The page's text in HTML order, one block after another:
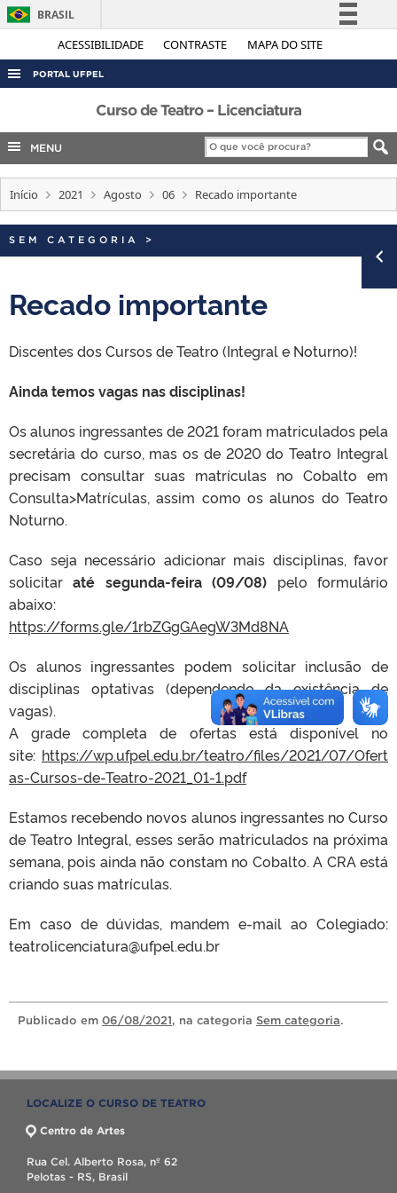
ACESSIBILIDADE CONTRASTE MAPA DO SITE
BRASIL
Simplifique!
Legislação
Canais
PORTAL UFPEL
ACESSO À INFORMAÇÃO
AUDITORIA
COBALTO
CONCURSOS
EDITAIS
INTERNACIONAL
PORTARIAS
TELEFONES
Curso de Teatro – Licenciatura
MENU
Início 2021 Agosto 06 Recado importante
SEM CATEGORIA >
Recado importante
Discentes dos Cursos de Teatro (Integral e Noturno)!
Ainda temos vagas nas disciplinas!
Os alunos ingressantes de 2021 foram matriculados pela
secretária do curso, mas os de 2020 do Teatro Integral
precisam consultar suas matrículas no Cobalto em
Consulta>Matrículas, assim como os alunos do Teatro
Noturno.
Caso seja necessário adicionar mais disciplinas, favor
solicitar até segunda-feira (09/08) pelo formulário
abaixo:
https://forms.gle/1rbZGgGAegW3Md8NA
Os alunos ingressantes podem solicitar inclusão de
disciplinas optativas (dependendo da existência de
vagas).
A grade completa de ofertas está disponível no
site: https://wp.ufpel.edu.br/teatro/files/2021/07/Ofert
as-Cursos-de-Teatro-2021_01-1.pdf
Estamos recebendo novos alunos ingressantes no Curso
de Teatro Integral, esses serão matriculados na próxima
semana, pois ainda não constam no Cobalto. A CRA está
criando suas matrículas.
Em caso de dúvidas, mandem e-mail ao Colegiado:
teatrolicenciatura@ufpel.edu.br
Publicado em 06/08/2021, na categoria Sem categoria.
LOCALIZE O CURSO DE TEATRO
Centro de Artes
Rua Cel. Alberto Rosa, nº 62
Pelotas - RS, Brasil